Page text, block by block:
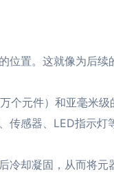
位置。这就像为后续
个元件）和亚毫米
传感器、LED指示灯
冷却凝固，从而将元